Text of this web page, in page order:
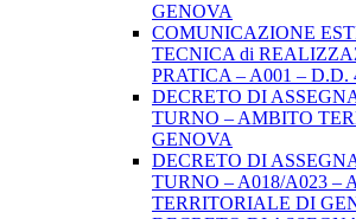
GENOVA
COMUNICAZIONE
TECNICA di
PRATICA – A001 – D.D.
DECRETO DI
TURNO – AMBITO
GENOVA
DECRETO DI
TURNO – A018/A023 –
TERRITORIALE DI